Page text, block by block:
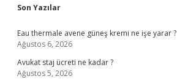
Sidebar
Son Yazılar
Eau thermale avene güneş kremi ne işe yarar ?
Ağustos 6, 2026
Avukat staj ücreti ne kadar ?
Ağustos 5, 2026